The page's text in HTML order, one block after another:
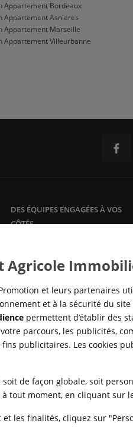
Appartement Bordeaux
Appartement Asnieres
Appartement Marseille
Appartement Villeurbanne
DES ÉQUIPES ENGAGÉES À VOS
CÔTÉS
ses clients propriétaires avec des
offres et services sur mesure :
gestion
locative, syndic de
copropriété,…
POLITIQUE DE
Agricole
et leurs partenaires
et à la sécurité du
permettent d’établir des
parcours, les publicités,
publicitaires. Les cookies
de façon globale, soit
tout moment, en cliquant sur
les finalités, cliquez sur